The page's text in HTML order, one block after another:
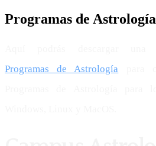
Programas de Astrología
Programas de Astrología